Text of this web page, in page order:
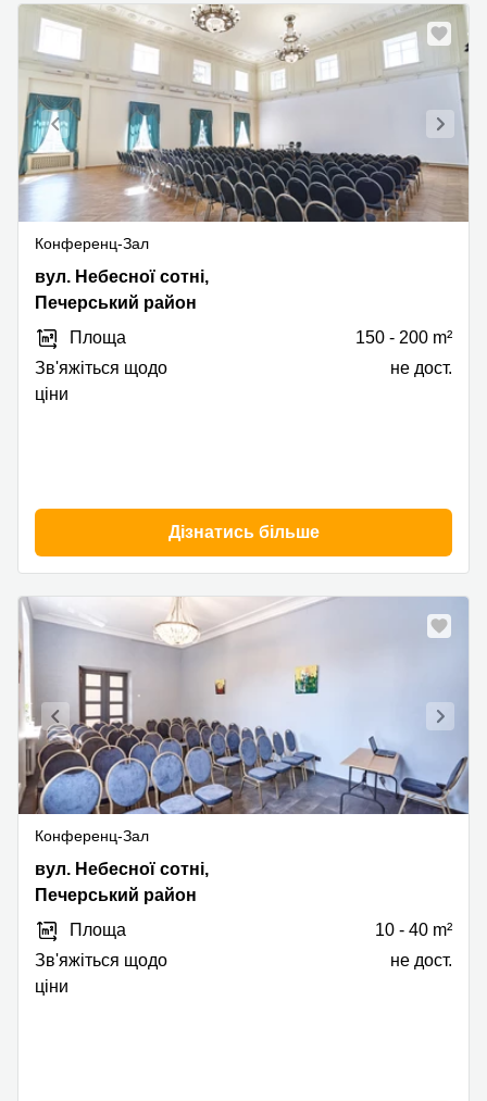
Конференц-Зал
вул.
Небесної
1,
Печерський
район
вул. Небесної сотні,
Печерський район
Площа
150 - 200 m²
Зв'яжіться щодо
ціни
не дост.
Дізнатись більше
Конференц-Зал
вул.
Небесної
1,
Печерський
район
вул. Небесної сотні,
Печерський район
Площа
10 - 40 m²
Зв'яжіться щодо
ціни
не дост.